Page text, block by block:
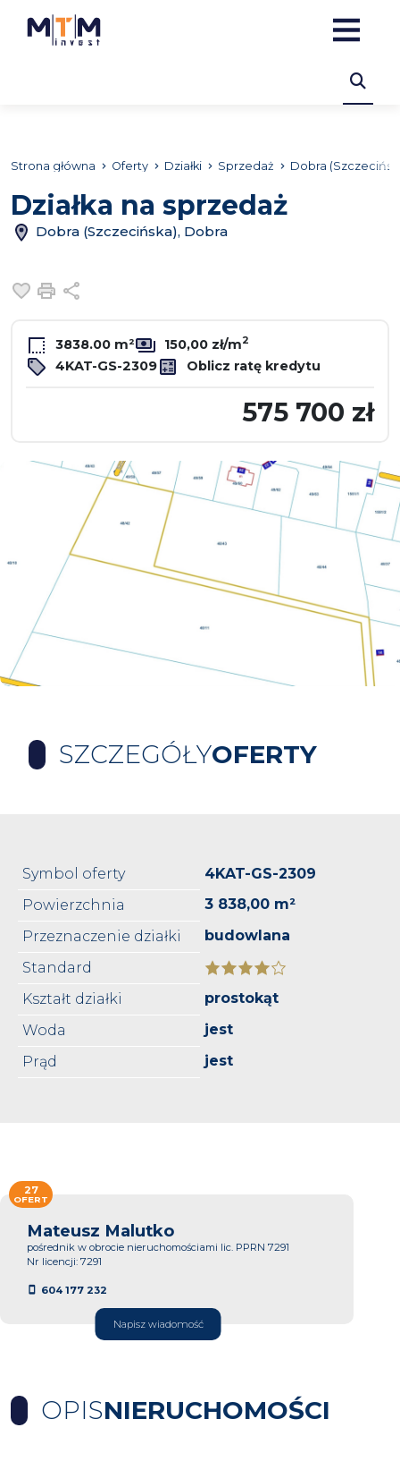
Strona główna Oferty Działki Sprzedaż Dobra
Działka na sprzedaż
Dobra (Szczecińska), Dobra
Dodaj do ulubionych
Drukuj
3838.00 m² 150,00 zł/m2
4KAT-GS-2309 Oblicz ratę kredytu
575 700 zł
SZCZEGÓŁYOFERTY
Symbol oferty
4KAT-GS-2309
Powierzchnia
3 838,00 m²
Przeznaczenie działki
budowlana
Standard
Kształt działki
prostokąt
Woda
jest
Prąd
jest
Mateusz Malutko
pośrednik w obrocie nieruchomościami lic. PPRN 7291
Nr licencji: 7291
604 177 232
Napisz wiadomość
27
OFERT
OPISNIERUCHOMOŚCI